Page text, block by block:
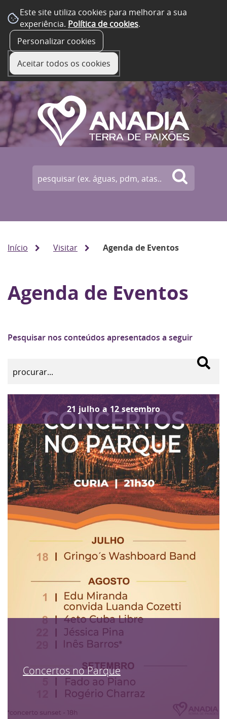
Este site utiliza cookies para melhorar a sua
experiência. Política de cookies.
Personalizar cookies
Aceitar todos os cookies
Início Visitar Agenda de Eventos
Agenda de Eventos
Pesquisar nos conteúdos apresentados a seguir
21 julho a 12 setembro
Concertos no Parque